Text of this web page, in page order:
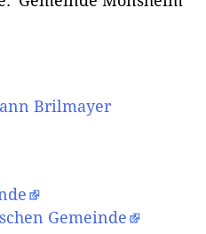
Brilmayer
Gemeinde